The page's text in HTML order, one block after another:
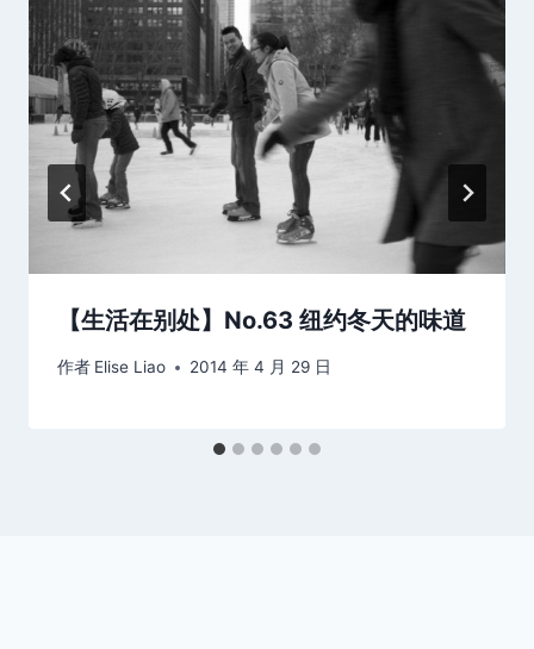
【生活在别处】No.63 纽约冬天的味道
作者 Elise Liao 2014 年 4 月 29 日